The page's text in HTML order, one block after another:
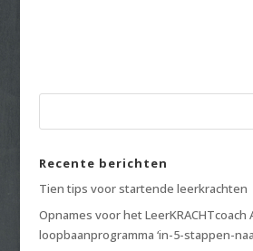
Recente berichten
Tien tips voor startende leerkrachten
Opnames voor het LeerKRACHTcoach
loopbaanprogramma ‘in-5-stappen-